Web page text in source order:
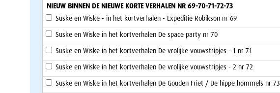
NIEUW BINNEN DE NIEUWE KORTE VERHALEN NR 69-70-71-72-73
Suske en Wiske - in het kortverhalen - Expeditie Robikson nr 69
Suske en Wiske in het kortverhalen De space party nr 70
Suske en Wiske in het kortverhalen De vrolijke vouwstripjes - 1 nr 71
Suske en Wiske in het kortverhalen De vrolijke vouwstripjes - 2 nr 72
Suske en Wiske in het kortverhalen De Gouden Friet / De hippe hommels nr 73